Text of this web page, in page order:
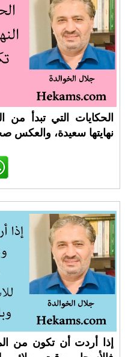
الحكايات التي تبدأ من
نهايتها سعيدة، والعكس
إذا أردت أن تكون من